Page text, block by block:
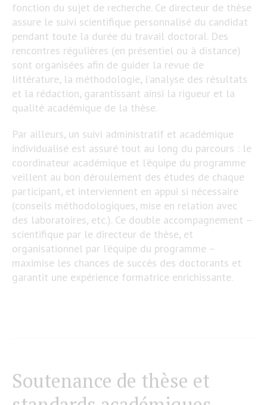
fonction du sujet de recherche. Ce directeur de thèse
assure le suivi scientifique personnalisé du candidat
pendant toute la durée du travail doctoral. Des
rencontres régulières (en présentiel ou à distance)
sont organisées afin de guider la revue de
littérature, la méthodologie, l’analyse des résultats
et la rédaction, garantissant ainsi la rigueur et la
qualité académique de la thèse.
Par ailleurs, un suivi administratif et académique
individualisé est assuré tout au long du parcours : le
coordinateur académique et l’équipe du programme
veillent au bon déroulement des études de chaque
participant, et interviennent en appui si nécessaire
(conseils méthodologiques, mise en relation avec
des laboratoires, etc.). Ce double accompagnement –
scientifique par le directeur de thèse, et
organisationnel par l’équipe du programme –
maximise les chances de succès des doctorants et
garantit une expérience formatrice enrichissante.
Soutenance de thèse et